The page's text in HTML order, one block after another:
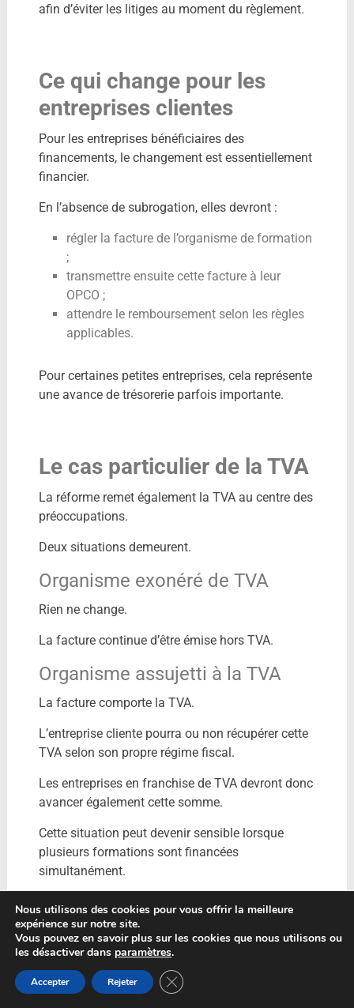
afin d’éviter les litiges au moment du règlement.
Ce qui change pour les
entreprises clientes
Pour les entreprises bénéficiaires des
financements, le changement est essentiellement
financier.
En l’absence de subrogation, elles devront :
régler la facture de l’organisme de formation
;
transmettre ensuite cette facture à leur
OPCO ;
attendre le remboursement selon les règles
applicables.
Pour certaines petites entreprises, cela représente
une avance de trésorerie parfois importante.
Le cas particulier de la TVA
La réforme remet également la TVA au centre des
préoccupations.
Deux situations demeurent.
Organisme exonéré de TVA
Rien ne change.
La facture continue d’être émise hors TVA.
Organisme assujetti à la TVA
La facture comporte la TVA.
L’entreprise cliente pourra ou non récupérer cette
TVA selon son propre régime fiscal.
Les entreprises en franchise de TVA devront donc
avancer également cette somme.
Cette situation peut devenir sensible lorsque
plusieurs formations sont financées
simultanément.
Les conséquences sur la
trésorerie
Nous utilisons des cookies pour vous offrir la meilleure
expérience sur notre site.
Vous pouvez en savoir plus sur les cookies que nous utilisons ou
les désactiver dans paramètres.
Accepter Rejeter Fermer la bannière des cookies